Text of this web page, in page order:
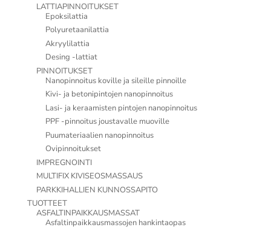
LATTIAPINNOITUKSET
Epoksilattia
Polyuretaanilattia
Akryylilattia
Desing -lattiat
PINNOITUKSET
Nanopinnoitus koville ja sileille pinnoille
Kivi- ja betonipintojen nanopinnoitus
Lasi- ja keraamisten pintojen nanopinnoitus
PPF -pinnoitus joustavalle muoville
Puumateriaalien nanopinnoitus
Ovipinnoitukset
IMPREGNOINTI
MULTIFIX KIVISEOSMASSAUS
PARKKIHALLIEN KUNNOSSAPITO
TUOTTEET
ASFALTINPAIKKAUSMASSAT
Asfaltinpaikkausmassojen hankintaopas